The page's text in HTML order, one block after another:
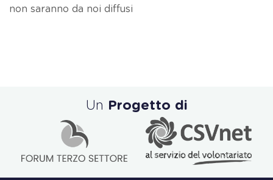
non saranno da noi diffusi
Un Progetto di